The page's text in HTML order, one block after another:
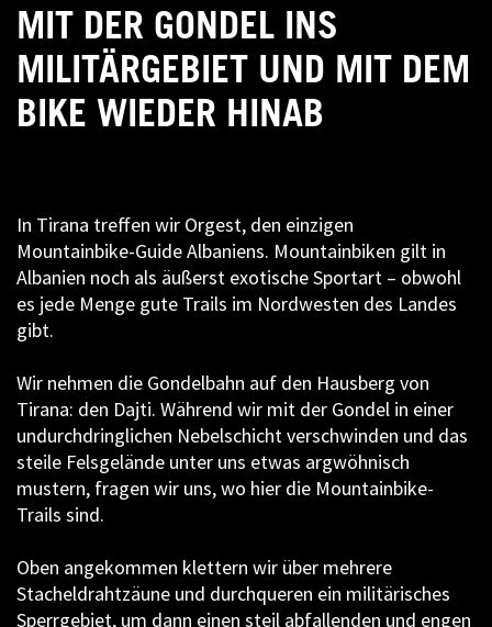
MIT DER GONDEL INS
MILITÄRGEBIET UND MIT DEM
BIKE WIEDER HINAB
In Tirana treffen wir Orgest, den einzigen
Mountainbike-Guide Albaniens. Mountainbiken gilt in
Albanien noch als äußerst exotische Sportart – obwohl
es jede Menge gute Trails im Nordwesten des Landes
gibt.
Wir nehmen die Gondelbahn auf den Hausberg von
Tirana: den Dajti. Während wir mit der Gondel in einer
undurchdringlichen Nebelschicht verschwinden und das
steile Felsgelände unter uns etwas argwöhnisch
mustern, fragen wir uns, wo hier die Mountainbike-
Trails sind.
Oben angekommen klettern wir über mehrere
Stacheldrahtzäune und durchqueren ein militärisches
Sperrgebiet, um dann einen steil abfallenden und engen